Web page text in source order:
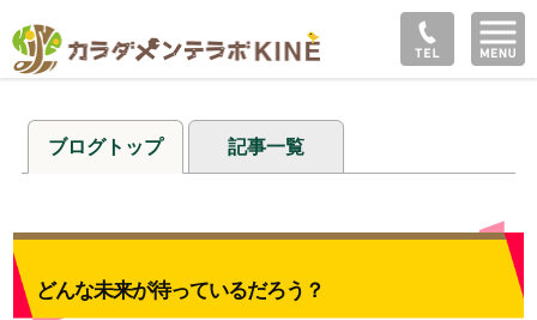
ブログトップ 記事一覧
どんな未来が待っているだろう？